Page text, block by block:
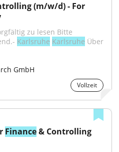
(m/w/d) - For
zu lesen Bitte
Karlsruhe Karlsruhe Über
GmbH
Vollzeit
Finance & Controlling